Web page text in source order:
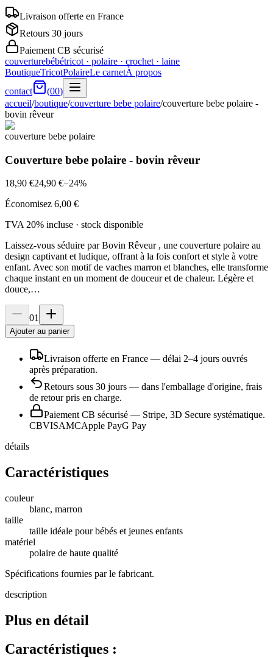
Livraison offerte en France
Retours 30 jours
Paiement CB sécurisé
couverturebébétricot · polaire · crochet · laine
BoutiqueTricotPolaireLe carnetÀ propos
contact
(00)
accueil/boutique/couverture bebe polaire/couverture bebe polaire -
bovin rêveur
couverture bebe polaire
Couverture bebe polaire - bovin rêveur
18,90 €24,90 €−24%
Économisez 6,00 €
TVA 20% incluse · stock disponible
Laissez-vous séduire par Bovin Rêveur , une couverture polaire au
design captivant et ludique, offrant à la fois confort et style à votre
enfant. Avec son motif de vaches marron et blanches, elle transforme
chaque instant en un moment de douceur et de chaleur. Légère et
douce,…
01
Ajouter au panier
Livraison offerte en France — délai 2–4 jours ouvrés
après préparation.
Retours sous 30 jours — dans l'emballage d'origine, frais
de retour pris en charge.
Paiement CB sécurisé — Stripe, 3D Secure systématique.
CBVISAMCApple PayG Pay
détails
Caractéristiques
couleur
blanc, marron
taille
taille idéale pour bébés et jeunes enfants
matériel
polaire de haute qualité
Spécifications fournies par le fabricant.
description
Plus en détail
Caractéristiques :